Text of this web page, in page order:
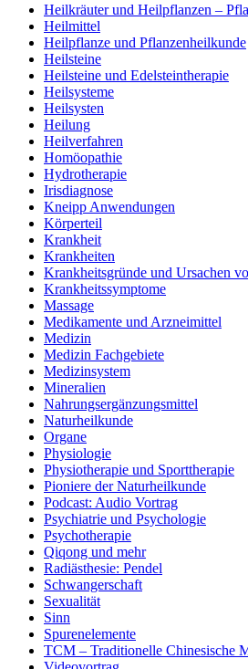
Heilkräuter und Heilpflanzen –
Heilmittel
Heilpflanze und Pflanzenheilkunde
Heilsteine
Heilsteine und Edelsteintherapie
Heilsysteme
Heilsysten
Heilung
Heilverfahren
Homöopathie
Hydrotherapie
Irisdiagnose
Kneipp Anwendungen
Körperteil
Krankheit
Krankheiten
Krankheitsgründe und Ursachen
Krankheitssymptome
Massage
Medikamente und Arzneimittel
Medizin
Medizin Fachgebiete
Medizinsystem
Mineralien
Nahrungsergänzungsmittel
Naturheilkunde
Organe
Physiologie
Physiotherapie und Sporttherapie
Pioniere der Naturheilkunde
Podcast: Audio Vortrag
Psychiatrie und Psychologie
Psychotherapie
Qiqong und mehr
Radiästhesie: Pendel
Schwangerschaft
Sexualität
Sinn
Spurenelemente
TCM – Traditionelle Chinesische